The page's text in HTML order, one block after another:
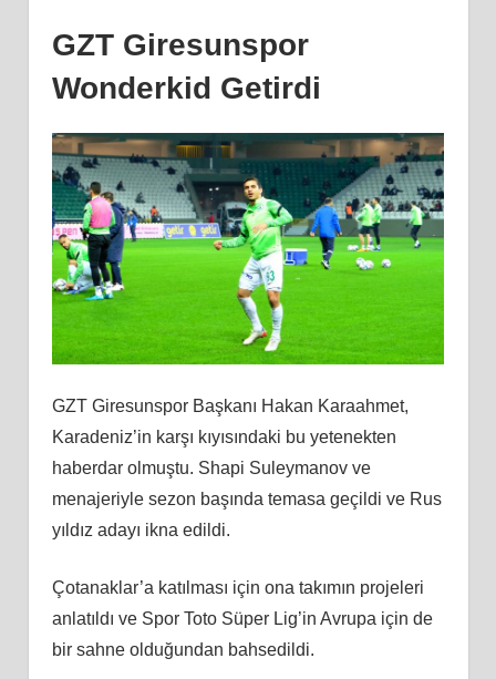
GZT Giresunspor
Wonderkid Getirdi
GZT Giresunspor Başkanı Hakan Karaahmet,
Karadeniz’in karşı kıyısındaki bu yetenekten
haberdar olmuştu. Shapi Suleymanov ve
menajeriyle sezon başında temasa geçildi ve Rus
yıldız adayı ikna edildi.
Çotanaklar’a katılması için ona takımın projeleri
anlatıldı ve Spor Toto Süper Lig’in Avrupa için de
bir sahne olduğundan bahsedildi.